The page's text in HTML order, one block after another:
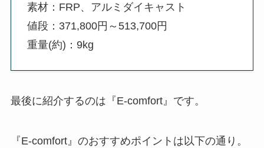
素材：FRP、アルミダイキャスト
値段：371,800円～513,700円
重量(約)：9kg
最後に紹介するのは『‎E-comfort』です。
『‎E-comfort』のおすすめポイントは以下の通り。